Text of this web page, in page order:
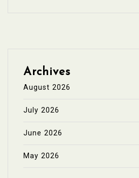
Archives
August 2026
July 2026
June 2026
May 2026